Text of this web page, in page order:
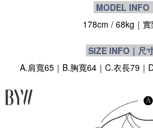
MODEL INFO
178cm / 68kg｜
SIZE INFO｜尺
A.肩寬65｜B.胸寬64｜C.衣長79｜